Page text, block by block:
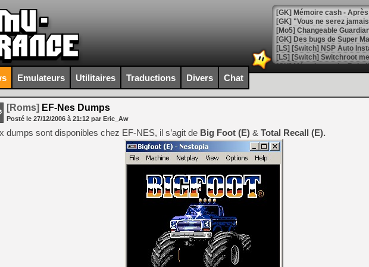
[GK] Mémoire cash -
[GK] "Vous ne serez
[Mo5] Changeable
[GK] Des bugs de Super
[LS] [Switch] NSP Auto
[GK] La saga horrifique
[GK] Le portage de Super
[Mo5] Le jeu de course
[GK] Guillermo del Toro
[GK] Mistfall Hunter : déjà
[GK] Wo Long 2 évolue
[GK] Crossfire : un TPS à
[LS] [PS5] Premiers
Emulateurs Utilitaires Traductions Divers Chat
[Roms] EF-Nes Dumps
Posté le 27/12/2006 à 21:12 par Eric_Aw
dumps sont disponibles chez EF-NES, il s’agit de Big Foot (E) & Total Recall (E).